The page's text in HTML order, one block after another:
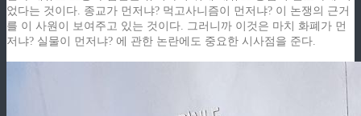
었다는 것이다. 종교가 먼저냐? 먹고사니즘이 먼저냐? 이 논쟁의 근거
를 이 사원이 보여주고 있는 것이다. 그러니까 이것은 마치 화폐가 먼
저냐? 실물이 먼저냐? 에 관한 논란에도 중요한 시사점을 준다.